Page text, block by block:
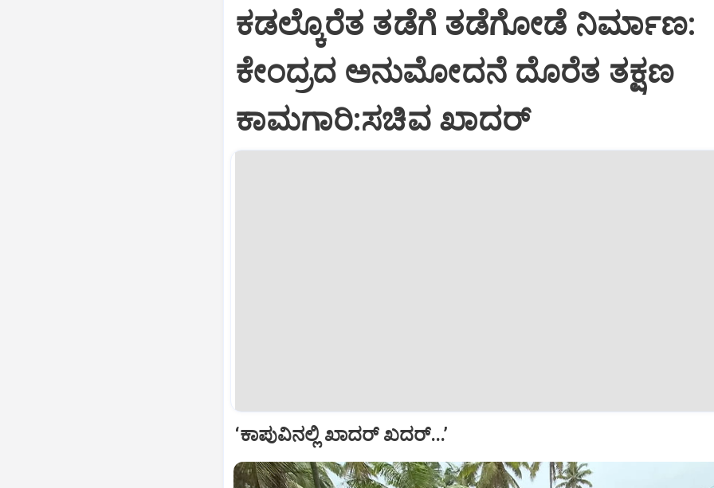
ಕಡಲ್ಕೊರೆತ ತಡೆಗೆ ತಡೆಗೋಡೆ ನಿರ್ಮಾಣ:
ಕೇಂದ್ರದ ಅನುಮೋದನೆ ದೊರೆತ ತಕ್ಷಣ
ಕಾಮಗಾರಿ:ಸಚಿವ ಖಾದರ್
‘ಕಾಪುವಿನಲ್ಲಿ‌ ಖಾದರ್ ಖದರ್...’